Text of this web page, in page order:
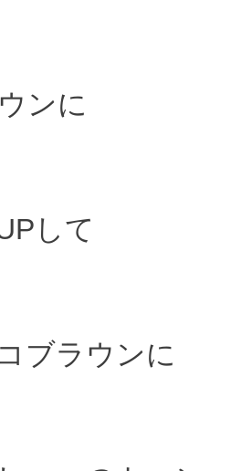
ンに
して
ブラウンに